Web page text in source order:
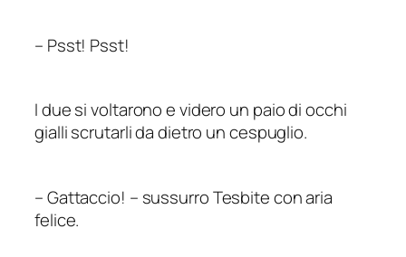
– Psst! Psst!
I due si voltarono e videro un paio di occhi
gialli scrutarli da dietro un cespuglio.
–Gattaccio! – sussurro Tesbite con aria
felice.